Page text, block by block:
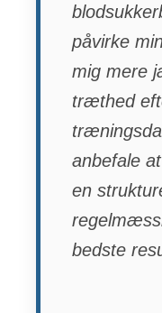
påvirke
mig mere
træthed
anbefale
en
bedste